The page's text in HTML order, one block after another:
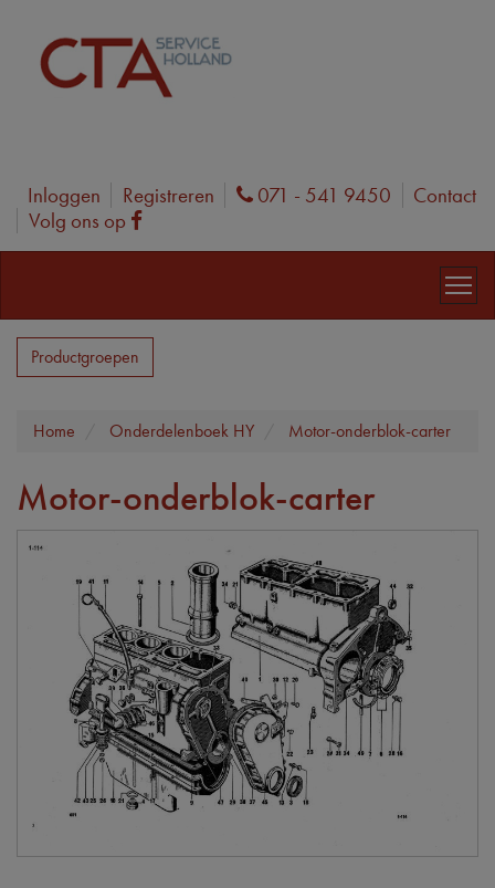
Inloggen Registreren Phone
071 - 541 9450
Contact
Volg ons op
Facebook
Productgroepen
Home Onderdelenboek HY Motor-onderblok-carter
Motor-onderblok-carter